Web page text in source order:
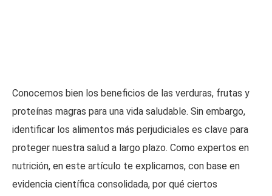
Conocemos bien los beneficios de las verduras, frutas y
proteínas magras para una vida saludable. Sin embargo,
identificar los alimentos más perjudiciales es clave para
proteger nuestra salud a largo plazo. Como expertos en
nutrición, en este artículo te explicamos, con base en
evidencia científica consolidada, por qué ciertos